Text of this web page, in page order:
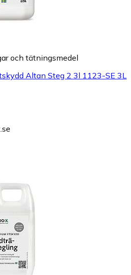
och tätningsmedel
Altan Steg 2 3l 1123-SE 3L